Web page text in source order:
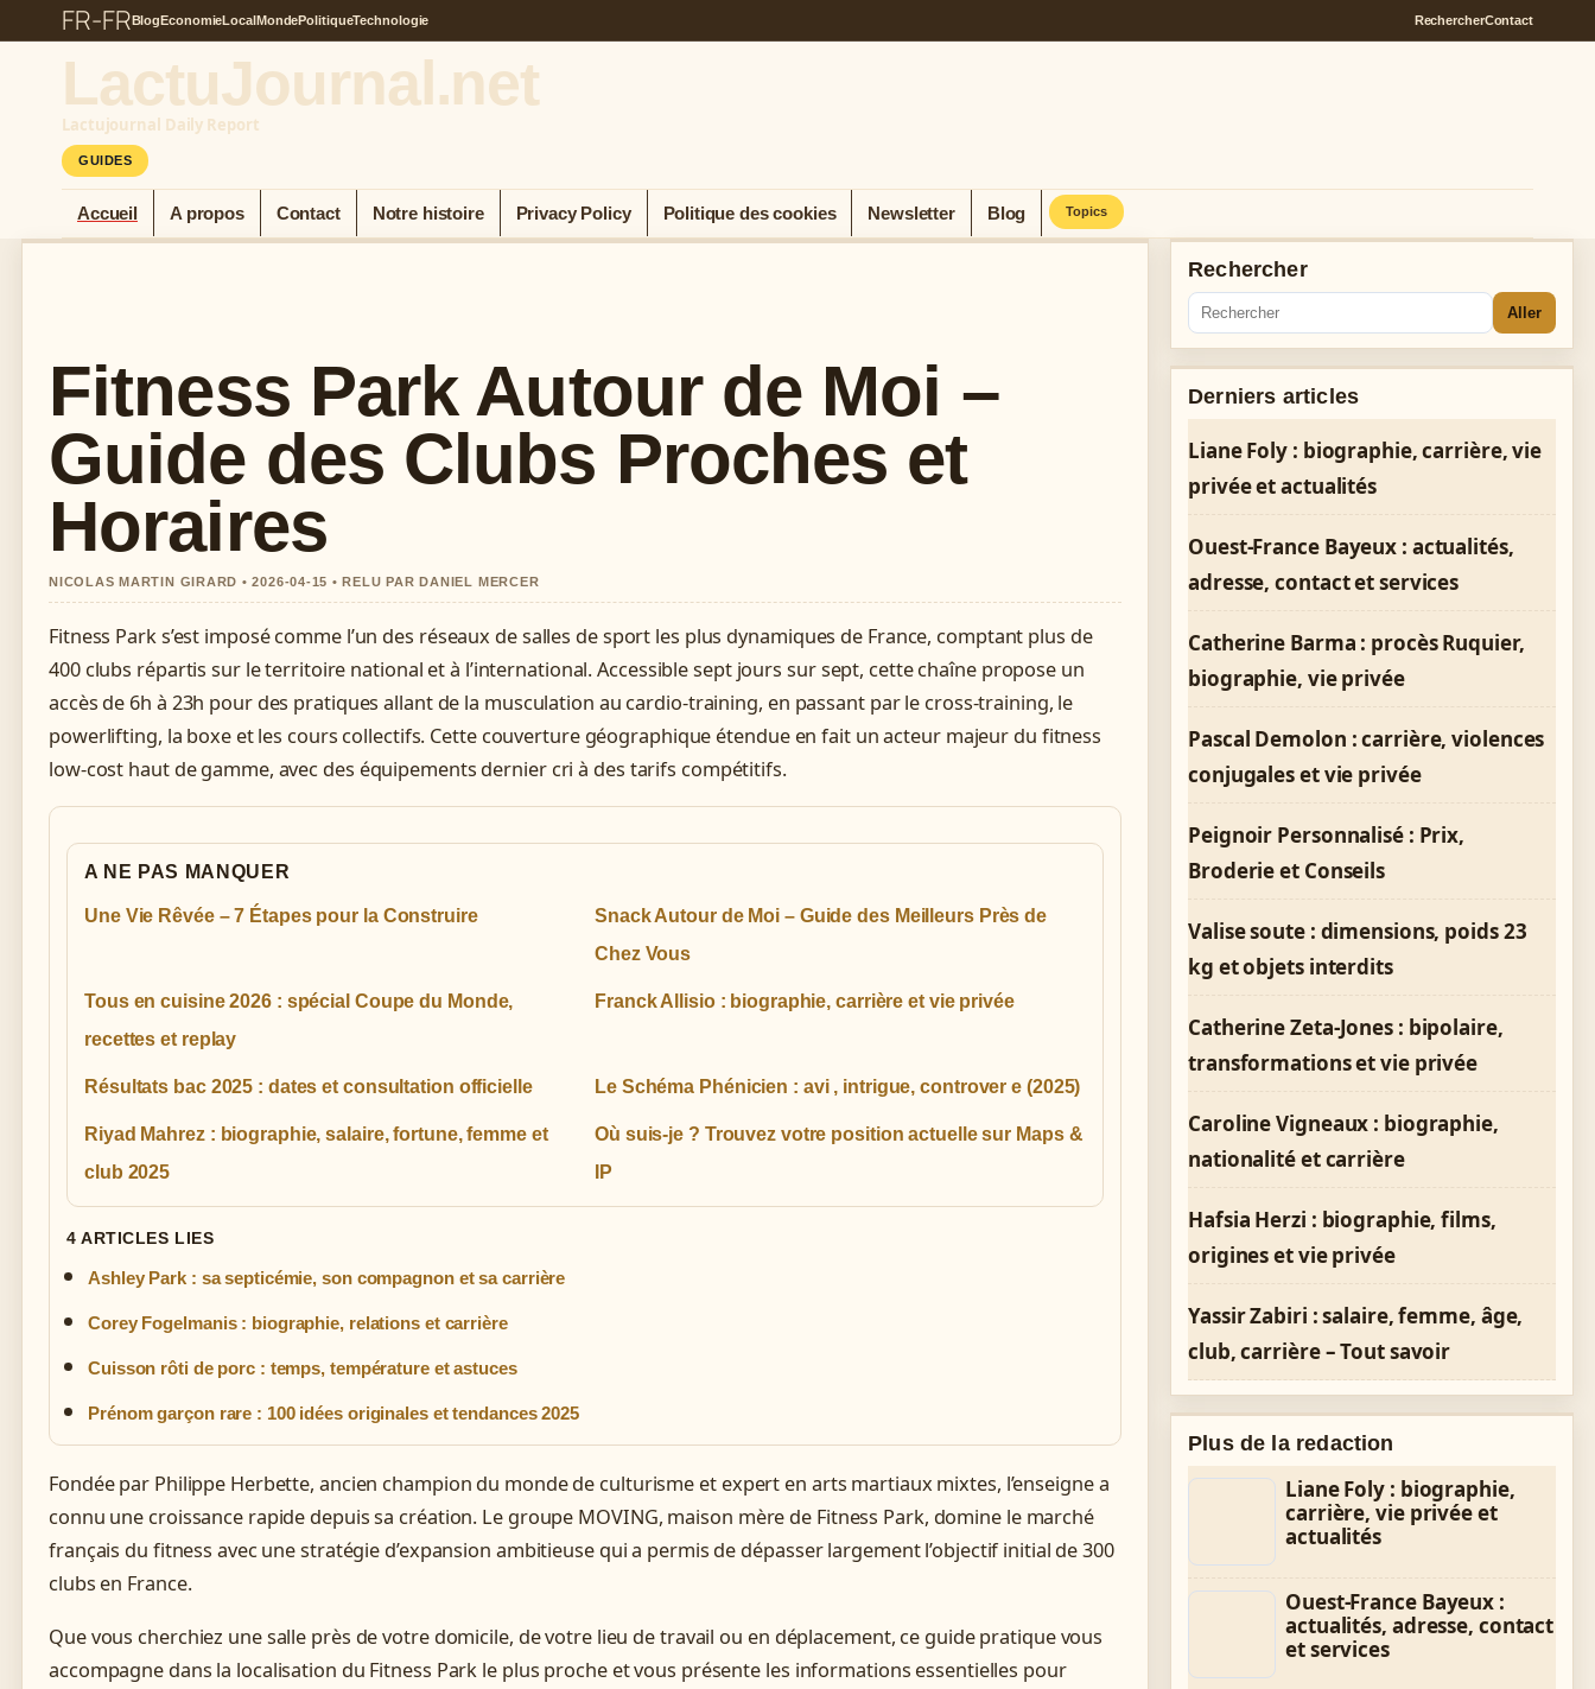
FR-FRBlogEconomieLocalMondePolitiqueTechnologie RechercherContact
LactuJournal.net
Lactujournal Daily Report
GUIDES
Accueil A propos Contact Notre histoire Privacy Policy Politique des cookies Newsletter Blog Topics
Fitness Park Autour de Moi –
Guide des Clubs Proches et
Horaires
NICOLAS MARTIN GIRARD • 2026-04-15 • RELU PAR DANIEL MERCER
Fitness Park s’est imposé comme l’un des réseaux de salles de sport les plus dynamiques de France, comptant plus de
400 clubs répartis sur le territoire national et à l’international. Accessible sept jours sur sept, cette chaîne propose un
accès de 6h à 23h pour des pratiques allant de la musculation au cardio-training, en passant par le cross-training, le
powerlifting, la boxe et les cours collectifs. Cette couverture géographique étendue en fait un acteur majeur du fitness
low-cost haut de gamme, avec des équipements dernier cri à des tarifs compétitifs.
A NE PAS MANQUER
Une Vie Rêvée – 7 Étapes pour la Construire
Snack Autour de Moi – Guide des Meilleurs Près de
Chez Vous
Tous en cuisine 2026 : spécial Coupe du Monde,
recettes et replay
Franck Allisio : biographie, carrière et vie privée
Résultats bac 2025 : dates et consultation officielle Le Schéma Phénicien : avi , intrigue, controver e (2025)
Riyad Mahrez : biographie, salaire, fortune, femme et
club 2025
Où suis-je ? Trouvez votre position actuelle sur Maps &
IP
4 ARTICLES LIES
Ashley Park : sa septicémie, son compagnon et sa carrière
Corey Fogelmanis : biographie, relations et carrière
Cuisson rôti de porc : temps, température et astuces
Prénom garçon rare : 100 idées originales et tendances 2025
Fondée par Philippe Herbette, ancien champion du monde de culturisme et expert en arts martiaux mixtes, l’enseigne a
connu une croissance rapide depuis sa création. Le groupe MOVING, maison mère de Fitness Park, domine le marché
français du fitness avec une stratégie d’expansion ambitieuse qui a permis de dépasser largement l’objectif initial de 300
clubs en France.
Que vous cherchiez une salle près de votre domicile, de votre lieu de travail ou en déplacement, ce guide pratique vous
accompagne dans la localisation du Fitness Park le plus proche et vous présente les informations essentielles pour
Rechercher
Aller
Derniers articles
Liane Foly : biographie, carrière, vie
privée et actualités
Ouest-France Bayeux : actualités,
adresse, contact et services
Catherine Barma : procès Ruquier,
biographie, vie privée
Pascal Demolon : carrière, violences
conjugales et vie privée
Peignoir Personnalisé : Prix,
Broderie et Conseils
Valise soute : dimensions, poids 23
kg et objets interdits
Catherine Zeta-Jones : bipolaire,
transformations et vie privée
Caroline Vigneaux : biographie,
nationalité et carrière
Hafsia Herzi : biographie, films,
origines et vie privée
Yassir Zabiri : salaire, femme, âge,
club, carrière – Tout savoir
Plus de la redaction
Liane Foly : biographie,
carrière, vie privée et
actualités
Ouest-France Bayeux :
actualités, adresse, contact
et services